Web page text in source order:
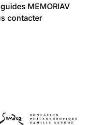
MEMORIAV
contacter